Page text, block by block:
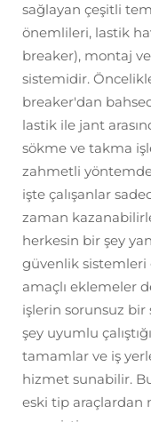
sağlayan çeşitli
önemlileri, lastik
breaker), montaj
sistemidir.
breaker'dan
lastik ile jant
sökme ve takma
zahmetli
işte çalışanlar
zaman
herkesin bir şey
güvenlik sistemleri
amaçlı eklemeler
işlerin sorunsuz
şey uyumlu
tamamlar ve iş
hizmet sunabilir.
eski tip